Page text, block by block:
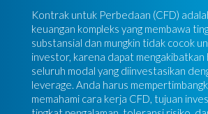
Kontrak untuk Perbedaan (CFD)
keuangan kompleks yang membawa
substansial dan mungkin tidak cocok
investor, karena dapat mengakibatkan
seluruh modal yang diinvestasikan
leverage. Anda harus
memahami cara kerja CFD, tujuan